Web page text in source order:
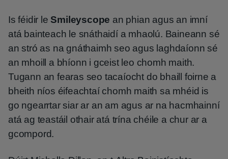
Is féidir leSmileyscope an phian agus an imní
atá bainteach le snáthaidí a mhaolú. Baineann sé
an stró as na gnáthaimh seo agus laghdaíonn sé
an mhoill a bhíonn i gceist leo chomh maith.
Tugann an fearas seo tacaíocht do bhaill foirne a
bheith níos éifeachtaí chomh maith sa mhéid is
go ngearrtar siar ar an am agus ar na hacmhainní
atá ag teastáil othair atá trína chéile a chur ar a
gcompord.